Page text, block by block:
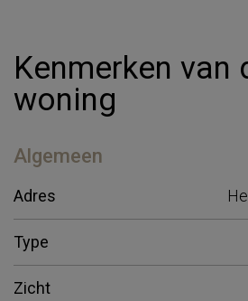
Kenmerken van
woning
Algemeen
Adres
Type
Zicht